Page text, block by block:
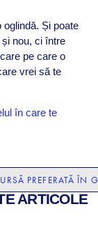
Și poate
nou, ci între
pe care o
vrei să te
în care te
PREFERATĂ ÎN
ARTICOLE